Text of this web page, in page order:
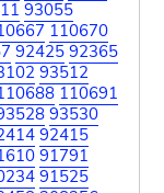
93055
110670
92425 92365
93512
110691
93530
92415
91791
91525